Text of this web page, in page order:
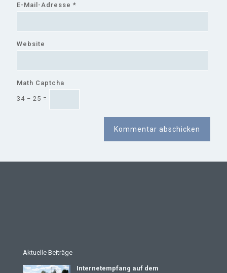
E-Mail-Adresse *
Website
Math Captcha
34 − 25 =
Aktuelle Beiträge
Internetempfang auf dem